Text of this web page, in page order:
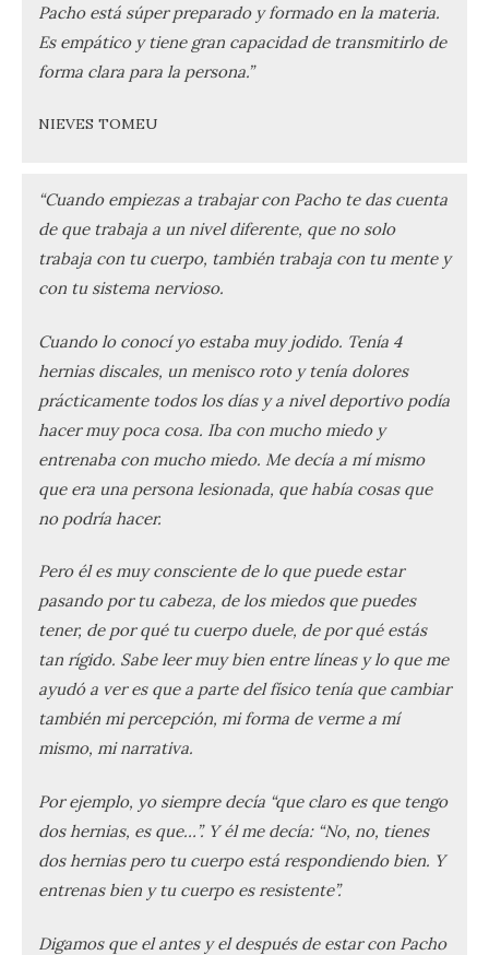
Pacho está súper preparado y formado en la materia.
Es empático y tiene gran capacidad de transmitirlo de
forma clara para la persona.”
NIEVES TOMEU
“Cuando empiezas a trabajar con Pacho te das cuenta
de que trabaja a un nivel diferente, que no solo
trabaja con tu cuerpo, también trabaja con tu mente y
con tu sistema nervioso.
Cuando lo conocí yo estaba muy jodido. Tenía 4
hernias discales, un menisco roto y tenía dolores
prácticamente todos los días y a nivel deportivo podía
hacer muy poca cosa. Iba con mucho miedo y
entrenaba con mucho miedo. Me decía a mí mismo
que era una persona lesionada, que había cosas que
no podría hacer.
Pero él es muy consciente de lo que puede estar
pasando por tu cabeza, de los miedos que puedes
tener, de por qué tu cuerpo duele, de por qué estás
tan rígido. Sabe leer muy bien entre líneas y lo que me
ayudó a ver es que a parte del físico tenía que cambiar
también mi percepción, mi forma de verme a mí
mismo, mi narrativa.
Por ejemplo, yo siempre decía “que claro es que tengo
dos hernias, es que…”. Y él me decía: “No, no, tienes
dos hernias pero tu cuerpo está respondiendo bien. Y
entrenas bien y tu cuerpo es resistente”.
Digamos que el antes y el después de estar con Pacho